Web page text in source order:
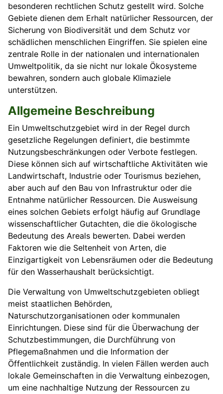
besonderen rechtlichen Schutz gestellt wird. Solche
Gebiete dienen dem Erhalt natürlicher Ressourcen, der
Sicherung von Biodiversität und dem Schutz vor
schädlichen menschlichen Eingriffen. Sie spielen eine
zentrale Rolle in der nationalen und internationalen
Umweltpolitik, da sie nicht nur lokale Ökosysteme
bewahren, sondern auch globale Klimaziele
unterstützen.
Allgemeine Beschreibung
Ein Umweltschutzgebiet wird in der Regel durch
gesetzliche Regelungen definiert, die bestimmte
Nutzungsbeschränkungen oder Verbote festlegen.
Diese können sich auf wirtschaftliche Aktivitäten wie
Landwirtschaft, Industrie oder Tourismus beziehen,
aber auch auf den Bau von Infrastruktur oder die
Entnahme natürlicher Ressourcen. Die Ausweisung
eines solchen Gebiets erfolgt häufig auf Grundlage
wissenschaftlicher Gutachten, die die ökologische
Bedeutung des Areals bewerten. Dabei werden
Faktoren wie die Seltenheit von Arten, die
Einzigartigkeit von Lebensräumen oder die Bedeutung
für den Wasserhaushalt berücksichtigt.
Die Verwaltung von Umweltschutzgebieten obliegt
meist staatlichen Behörden,
Naturschutzorganisationen oder kommunalen
Einrichtungen. Diese sind für die Überwachung der
Schutzbestimmungen, die Durchführung von
Pflegemaßnahmen und die Information der
Öffentlichkeit zuständig. In vielen Fällen werden auch
lokale Gemeinschaften in die Verwaltung einbezogen,
um eine nachhaltige Nutzung der Ressourcen zu